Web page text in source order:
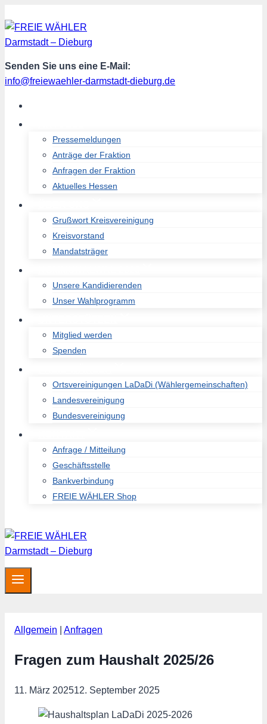
Inhalt
springen
Senden Sie uns eine E-Mail:
info@freiewaehler-darmstadt-dieburg.de
Pressemeldungen
Anträge der Fraktion
Anfragen der Fraktion
Aktuelles Hessen
Grußwort Kreisvereinigung
Kreisvorstand
Mandatsträger
Unsere Kandidierenden
Unser Wahlprogramm
Mitglied werden
Spenden
Ortsvereinigungen LaDaDi (Wählergemeinschaften)
Landesvereinigung
Bundesvereinigung
Anfrage / Mitteilung
Geschäftsstelle
Bankverbindung
FREIE WÄHLER Shop
Allgemein Anfragen
Fragen zum Haushalt 2025/26
11. März 202512. September 2025